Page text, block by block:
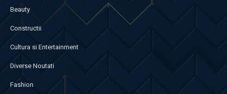
Beauty
Constructii
Cultura si Entertainment
Diverse Noutati
Fashion